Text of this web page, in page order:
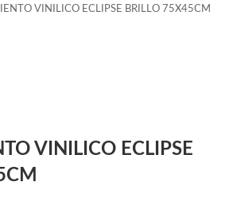
VINILICO ECLIPSE BRILLO 75X45CM
VINILICO ECLIPSE